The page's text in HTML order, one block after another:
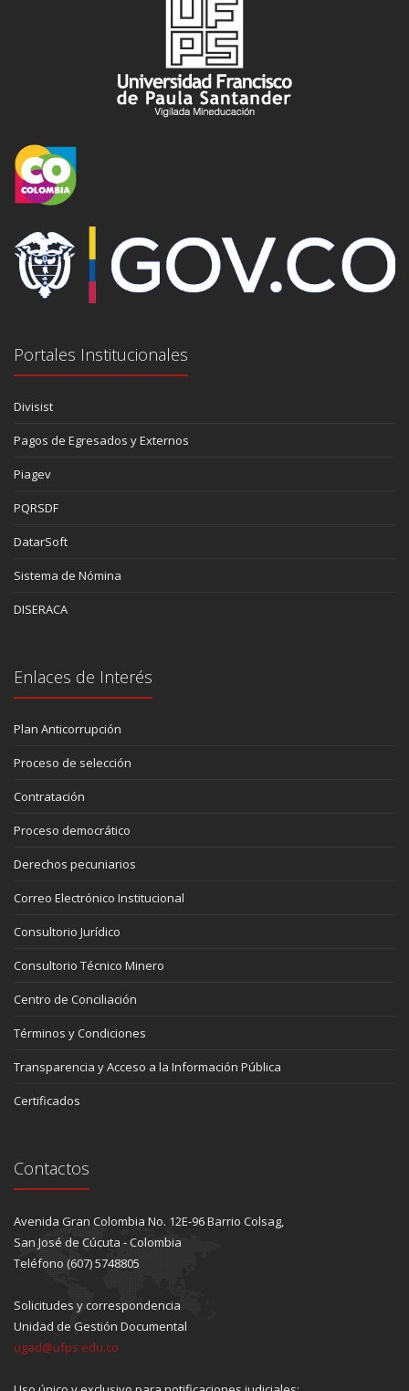
Portales Institucionales
Divisist
Pagos de Egresados y Externos
Piagev
PQRSDF
DatarSoft
Sistema de Nómina
DISERACA
Enlaces de Interés
Plan Anticorrupción
Proceso de selección
Contratación
Proceso democrático
Derechos pecuniarios
Correo Electrónico Institucional
Consultorio Jurídico
Consultorio Técnico Minero
Centro de Conciliación
Términos y Condiciones
Transparencia y Acceso a la Información Pública
Certificados
Contactos
Avenida Gran Colombia No. 12E-96 Barrio Colsag,
San José de Cúcuta - Colombia
Teléfono (607) 5748805
Solicitudes y correspondencia
Unidad de Gestión Documental
ugad@ufps.edu.co